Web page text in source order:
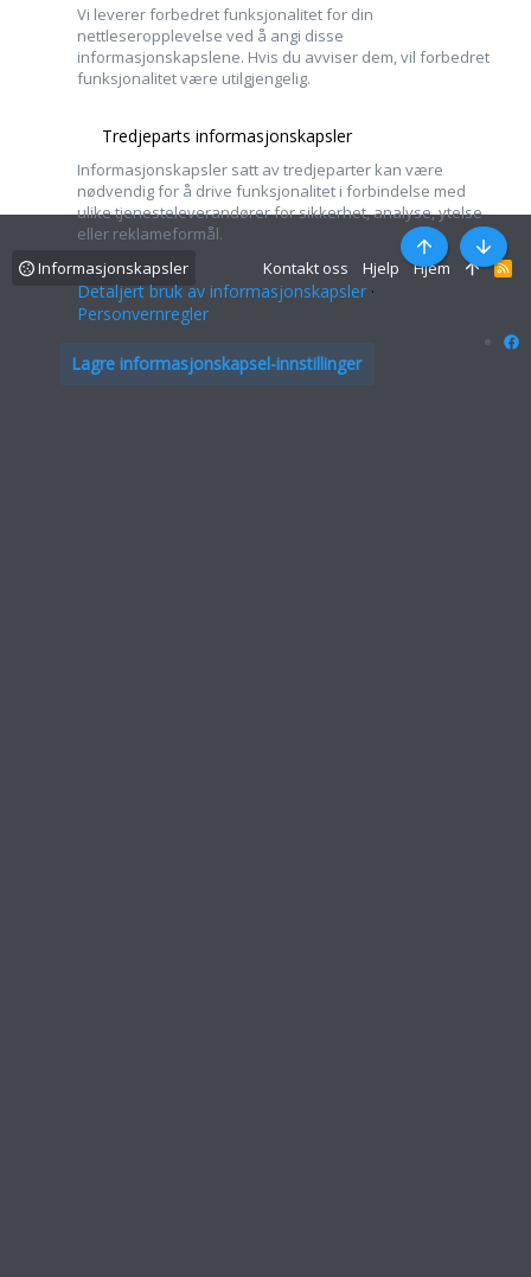
Informasjonskapsler Kontakt oss Hjelp Hjem
R
Topp Bunn
Vi leverer forbedret funksjonalitet for din
nettleseropplevelse ved å angi disse
informasjonskapslene. Hvis du avviser dem, vil forbedret
funksjonalitet være utilgjengelig.
Tredjeparts informasjonskapsler
Informasjonskapsler satt av tredjeparter kan være
nødvendig for å drive funksjonalitet i forbindelse med
ulike tjenesteleverandører for sikkerhet, analyse, ytelse
eller reklameformål.
Detaljert bruk av informasjonskapsler
Personvernregler
Lagre informasjonskapsel-innstillinger